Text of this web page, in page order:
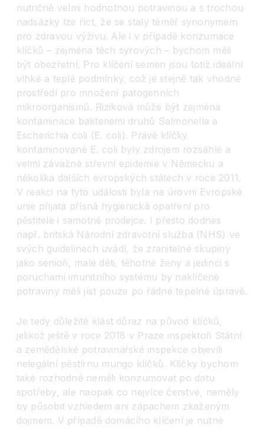
nutričně velmi hodnotnou potravinou a s trochou
nadsázky lze říct, že se staly téměř synonymem
pro zdravou výživu. Ale i v případě konzumace
klíčků – zejména těch syrových – bychom měli
být obezřetní. Pro klíčení semen jsou totiž ideální
vlhké a teplé podmínky, což je stejně tak vhodné
prostředí pro množení patogenních
mikroorganismů. Riziková může být zejména
kontaminace bakteriemi druhů Salmonella a
Escherichia coli (E. coli). Právě klíčky
kontaminované E. coli byly zdrojem rozsáhlé a
velmi závažné střevní epidemie v Německu a
několika dalších evropských státech v roce 2011.
V reakci na tyto události byla na úrovni Evropské
unie přijata přísná hygienická opatření pro
pěstitele i samotné prodejce. I přesto dodnes
např. britská Národní zdravotní služba (NHS) ve
svých guidelinech uvádí, že zranitelné skupiny
jako senioři, malé děti, těhotné ženy a jedinci s
poruchami imunitního systému by naklíčené
potraviny měli jíst pouze po řádné tepelné úpravě.
Je tedy důležité klást důraz na původ klíčků,
jelikož ještě v roce 2018 v Praze inspektoři Státní
a zemědělské potravinářské inspekce objevili
nelegální pěstírnu mungo klíčků. Klíčky bychom
také rozhodně neměli konzumovat po datu
spotřeby, ale naopak co nejvíce čerstvé, neměly
by působit vzhledem ani zápachem zkaženým
dojmem. V případě domácího klíčení je nutné